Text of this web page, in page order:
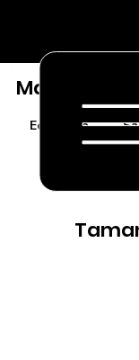
Economia
Mata de